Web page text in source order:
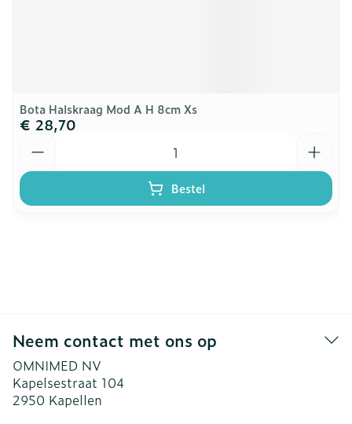
Bota Halskraag Mod A H 8cm Xs
€ 28,70
Bestel
Neem contact met ons op
OMNIMED NV
Kapelsestraat 104
2950 Kapellen